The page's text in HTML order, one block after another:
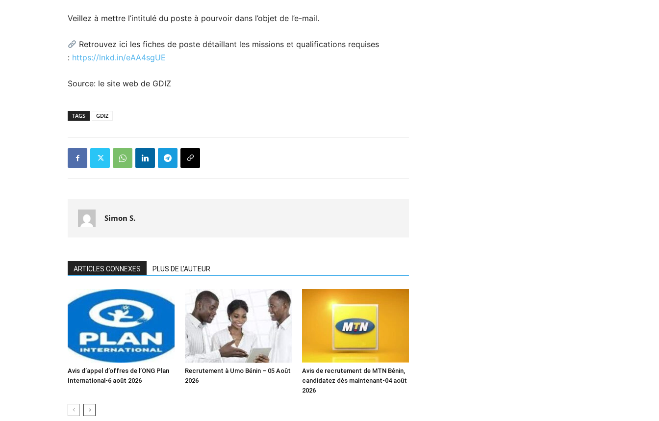
Veillez à mettre l’intitulé du poste à pourvoir dans l’objet de l’e-mail.
Retrouvez ici les fiches de poste détaillant les missions et qualifications requises
: https://lnkd.in/eAA4sgUE
Source: le site web de GDIZ
TAGS GDIZ
Simon S.
ARTICLES CONNEXES PLUS DE L'AUTEUR
Avis d’appel d’offres de l’ONG Plan
International-6 août 2026
Recrutement à Umo Bénin – 05 Août
2026
Avis de recrutement de MTN Bénin,
candidatez dès maintenant-04 août
2026